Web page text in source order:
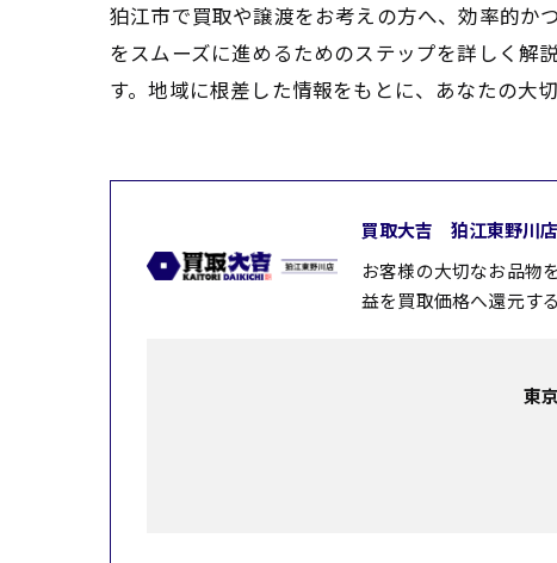
狛江市で買取や譲渡をお考えの方へ、効率的か
をスムーズに進めるためのステップを詳しく解
す。地域に根差した情報をもとに、あなたの大
買取大吉 狛江東野川店
お客様の大切なお品物
益を買取価格へ還元す
東